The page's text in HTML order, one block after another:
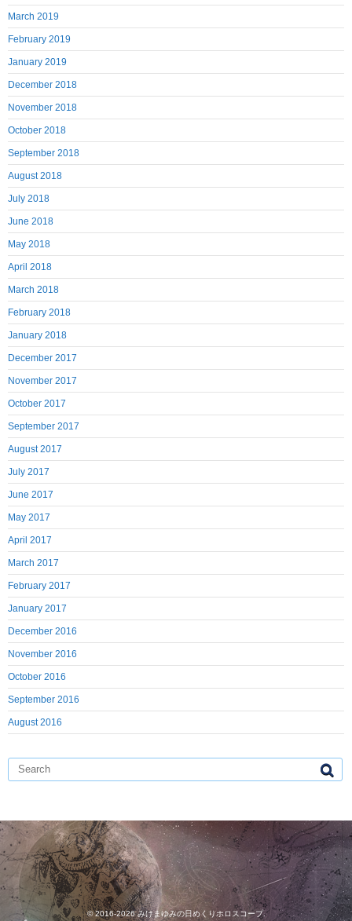
March 2019
February 2019
January 2019
December 2018
November 2018
October 2018
September 2018
August 2018
July 2018
June 2018
May 2018
April 2018
March 2018
February 2018
January 2018
December 2017
November 2017
October 2017
September 2017
August 2017
July 2017
June 2017
May 2017
April 2017
March 2017
February 2017
January 2017
December 2016
November 2016
October 2016
September 2016
August 2016
© 2016-2026みけまゆみの日めくりホロスコープ.